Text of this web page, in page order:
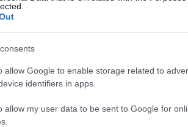
allow Google to enable storage related to
identifiers in apps.
allow my user data to be sent to Google for
años de garantía oficial de